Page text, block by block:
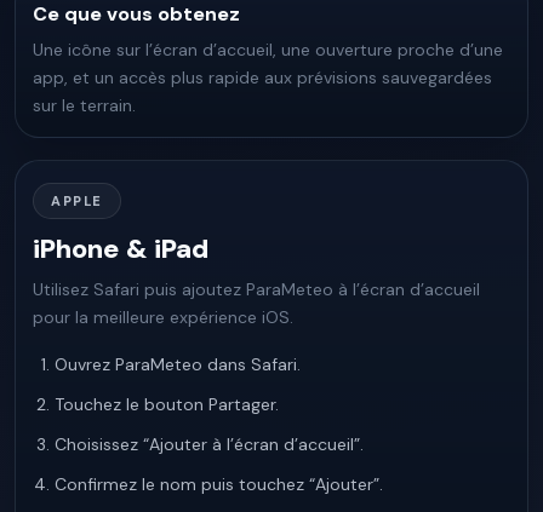
Ce que vous obtenez
Une icône sur l’écran d’accueil, une ouverture proche d’une
app, et un accès plus rapide aux prévisions sauvegardées
sur le terrain.
APPLE
iPhone & iPad
Utilisez Safari puis ajoutez ParaMeteo à l’écran d’accueil
pour la meilleure expérience iOS.
Ouvrez ParaMeteo dans Safari.
Touchez le bouton Partager.
Choisissez “Ajouter à l’écran d’accueil”.
Confirmez le nom puis touchez “Ajouter”.